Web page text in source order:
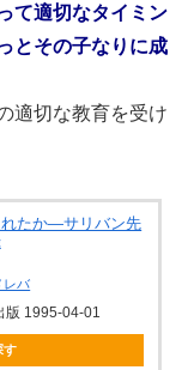
て適切なタイミン
とその子なりに成
適切な教育を受け
たか―サリバン先
レバ
版 1995-04-01
す